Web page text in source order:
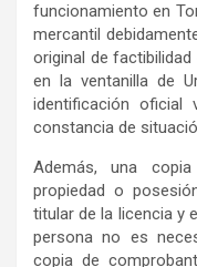
funcionamiento en
mercantil
original de
en la ventanilla de
identificación oficial
constancia de
Además, una
propiedad o
titular de la licencia y
persona no es
copia de